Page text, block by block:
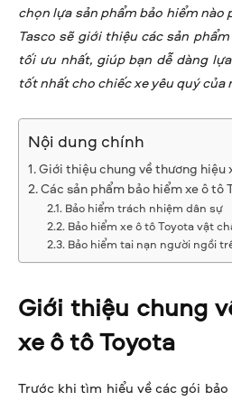
chọn lựa sản phẩm bảo hiểm nào
Tasco sẽ giới thiệu các sản phẩm
tối ưu nhất, giúp bạn dễ dàng
tốt nhất cho chiếc xe yêu quý của
Nội dung chính
Giới thiệu chung về thương hiệu
Các sản phẩm bảo hiểm xe ô tô
Bảo hiểm trách nhiệm dân sự
Bảo hiểm xe ô tô Toyota vật
Bảo hiểm tai nạn người ngồi
Giới thiệu chung
xe ô tô Toyota
Trước khi tìm hiểu về các gói